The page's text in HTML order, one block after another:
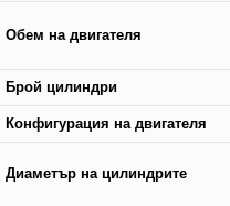
Обем на двигателя
Брой цилиндри
Конфигурация на двигателя
Диаметър на цилиндрите